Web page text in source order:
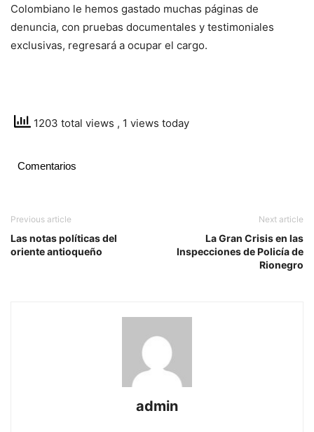
Colombiano le hemos gastado muchas páginas de
denuncia, con pruebas documentales y testimoniales
exclusivas, regresará a ocupar el cargo.
1203 total views , 1 views today
Comentarios
Previous article
Las notas políticas del
oriente antioqueño
Next article
La Gran Crisis en las
Inspecciones de Policía de
Rionegro
admin